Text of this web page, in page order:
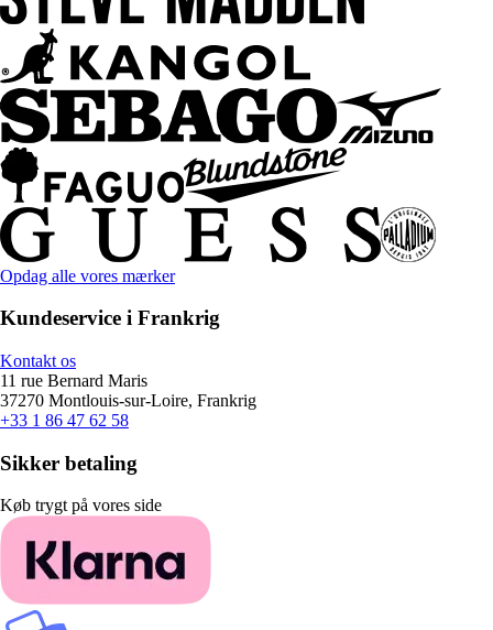
Opdag alle vores mærker
Kundeservice i Frankrig
Kontakt os
11 rue Bernard Maris
37270 Montlouis-sur-Loire, Frankrig
+33 1 86 47 62 58
Sikker betaling
Køb trygt på vores side